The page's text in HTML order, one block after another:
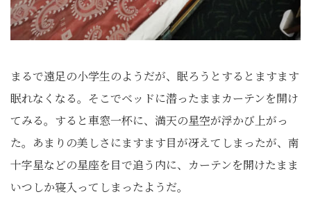
まるで遠足の小学生のようだが、眠ろうとするとますます
眠れなくなる。そこでベッドに潜ったままカーテンを開け
てみる。すると車窓一杯に、満天の星空が浮かび上がっ
た。あまりの美しさにますます目が冴えてしまったが、南
十字星などの星座を目で追う内に、カーテンを開けたまま
いつしか寝入ってしまったようだ。